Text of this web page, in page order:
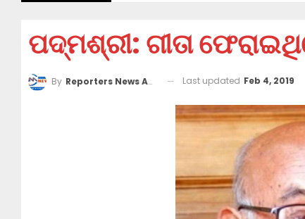
ପଦ୍ମଶ୍ରୀ: ଗୀତା
By Reporters News Agency Last updated Feb 4, 2019